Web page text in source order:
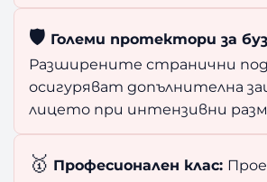
🛡️ Големи протектори за
Разширените странични
осигуряват допълнителна
лицето при интензивни
🥇 Професионален клас: